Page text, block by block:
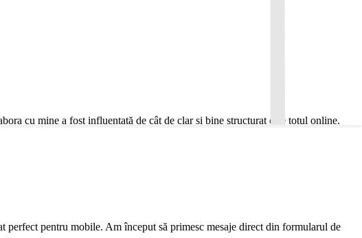
cu mine a fost influențată de cât de clar și bine structurat este totul online.
pentru mobile. Am început să primesc mesaje direct din formularul de